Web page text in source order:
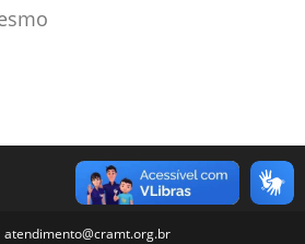
atendimento@cramt.org.br